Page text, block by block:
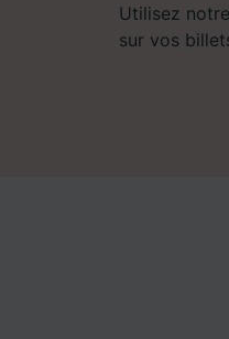
Utilisez
sur vos